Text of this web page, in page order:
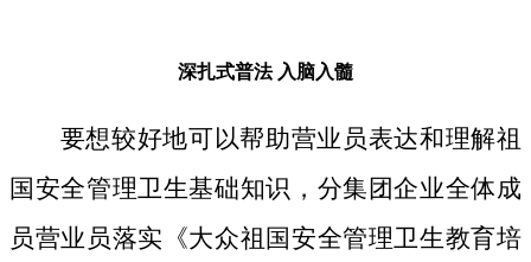
深扎式普法 入脑入髓
要想较好地可以帮助营业员表达和理解祖
国安全管理卫生基础知识，分集团企业全体成
员营业员落实《大众祖国安全管理卫生教育培